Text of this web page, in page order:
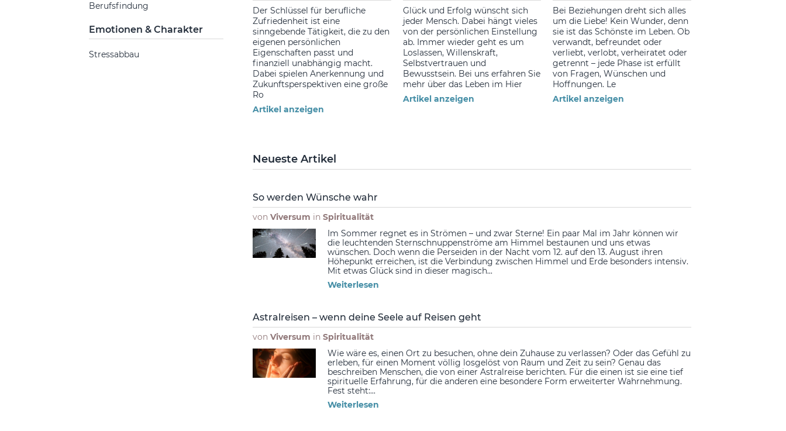
Berufsfindung
Emotionen & Charakter
Stressabbau
Der Schlüssel für berufliche
Zufriedenheit ist eine
sinngebende Tätigkeit, die zu den
eigenen persönlichen
Eigenschaften passt und
finanziell unabhängig macht.
Dabei spielen Anerkennung und
Zukunftsperspektiven eine große
Ro
Artikel anzeigen
Glück und Erfolg wünscht sich
jeder Mensch. Dabei hängt vieles
von der persönlichen Einstellung
ab. Immer wieder geht es um
Loslassen, Willenskraft,
Selbstvertrauen und
Bewusstsein. Bei uns erfahren Sie
mehr über das Leben im Hier
Artikel anzeigen
Bei Beziehungen dreht sich alles
um die Liebe! Kein Wunder, denn
sie ist das Schönste im Leben. Ob
verwandt, befreundet oder
verliebt, verlobt, verheiratet oder
getrennt – jede Phase ist erfüllt
von Fragen, Wünschen und
Hoffnungen. Le
Artikel anzeigen
Neueste Artikel
So werden Wünsche wahr
von Viversum in Spiritualität
Im Sommer regnet es in Strömen – und zwar Sterne! Ein paar Mal im Jahr können wir
die leuchtenden Sternschnuppenströme am Himmel bestaunen und uns etwas
wünschen. Doch wenn die Perseiden in der Nacht vom 12. auf den 13. August ihren
Höhepunkt erreichen, ist die Verbindung zwischen Himmel und Erde besonders intensiv.
Mit etwas Glück sind in dieser magisch...
Weiterlesen
Astralreisen – wenn deine Seele auf Reisen geht
von Viversum in Spiritualität
Wie wäre es, einen Ort zu besuchen, ohne dein Zuhause zu verlassen? Oder das Gefühl zu
erleben, für einen Moment völlig losgelöst von Raum und Zeit zu sein? Genau das
beschreiben Menschen, die von einer Astralreise berichten. Für die einen ist sie eine tief
spirituelle Erfahrung, für die anderen eine besondere Form erweiterter Wahrnehmung.
Fest steht:...
Weiterlesen